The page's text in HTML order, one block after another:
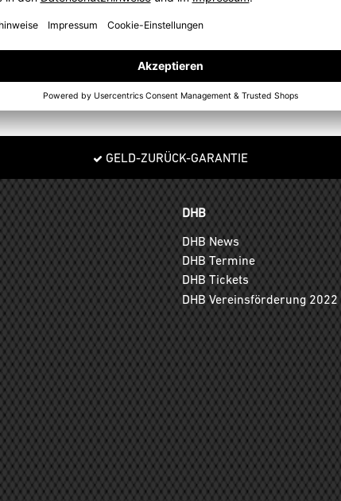
GELD-ZURÜCK-GARANTIE
DHB
DHB News
DHB Termine
DHB Tickets
DHB Vereinsförderung 2022